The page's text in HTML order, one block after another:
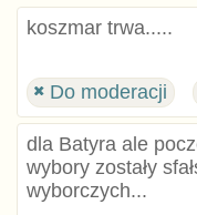
koszmar trwa.....
Do moderacji
dla Batyra ale
wybory zostały
wyborczych...